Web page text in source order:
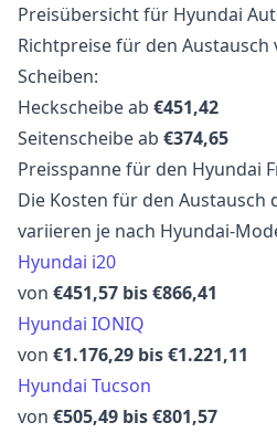
Preisübersicht für Hyundai
Richtpreise für den
Scheiben:
Heckscheibe ab €451,42
Seitenscheibe ab €374,65
Preisspanne für den Hyundai
Die Kosten für den Austausch
variieren je nach Hyundai-
Hyundai i20
von €451,57 bis €866,41
Hyundai IONIQ
von €1.176,29 bis €1.221,11
Hyundai Tucson
von €505,49 bis €801,57